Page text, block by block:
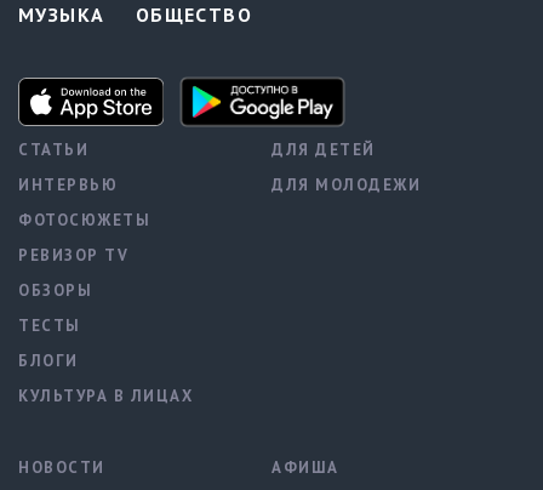
МУЗЫКА
ОБЩЕСТВО
СТАТЬИ
ИНТЕРВЬЮ
ФОТОСЮЖЕТЫ
РЕВИЗОР TV
ОБЗОРЫ
ТЕСТЫ
БЛОГИ
КУЛЬТУРА В ЛИЦАХ
ДЛЯ ДЕТЕЙ
ДЛЯ МОЛОДЕЖИ
НОВОСТИ
АФИША